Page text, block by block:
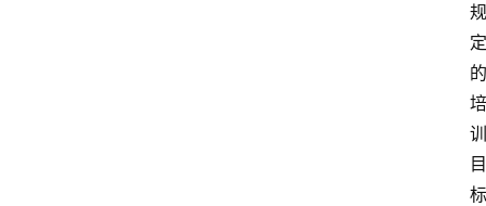
规
定
的
培
训
目
标